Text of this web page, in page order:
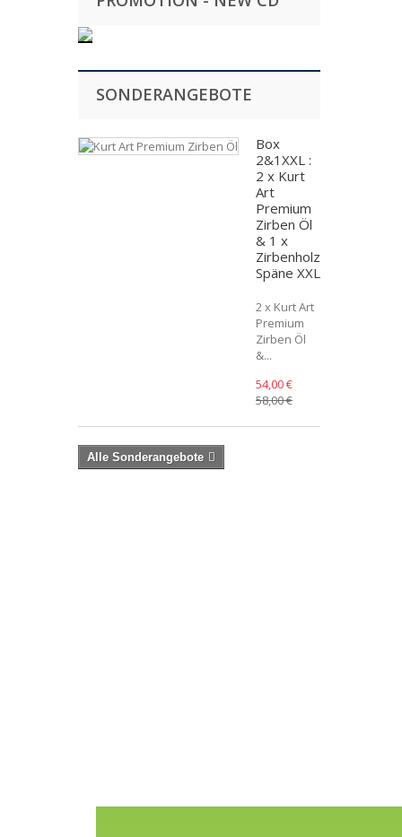
Kugeln & Äpfel
Brotdose & Keksdose & Käsedose(2)
*Limited Edition* Einzelstücke
Holz Rodele & Tannenmännchen(3)
SONDERANGEBOTE
Box
2&1XXL :
2 x Kurt
Art
Premium
Zirben Öl
& 1 x
Zirbenholz
Späne XXL
2 x Kurt Art
Premium
Zirben Öl
&...
54,00 €
58,00 €
Alle Sonderangebote